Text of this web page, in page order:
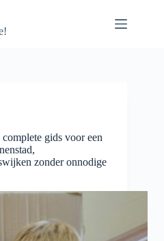
gids voor een
zonder onnodige